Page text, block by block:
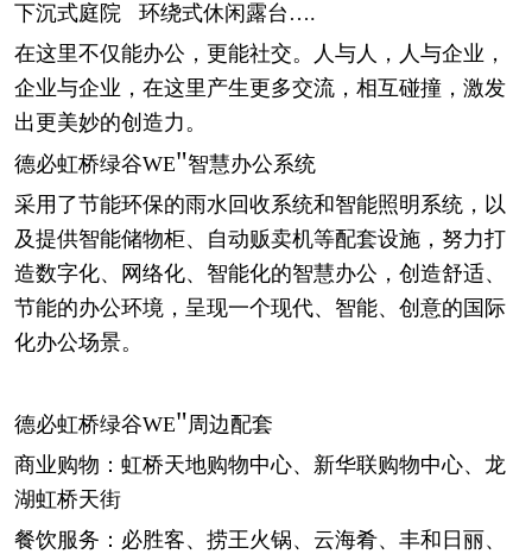
下沉式庭院环绕式休闲露台….
在这里不仅能办公，更能社交。人与人，人与企业，
企业与企业，在这里产生更多交流，相互碰撞，激发
出更美妙的创造力。
德必虹桥绿谷WE"智慧办公系统
采用了节能环保的雨水回收系统和智能照明系统，以
及提供智能储物柜、自动贩卖机等配套设施，努力打
造数字化、网络化、智能化的智慧办公，创造舒适、
节能的办公环境，呈现一个现代、智能、创意的国际
化办公场景。
德必虹桥绿谷WE"周边配套
商业购物：虹桥天地购物中心、新华联购物中心、龙
湖虹桥天街
餐饮服务：必胜客、捞王火锅、云海肴、丰和日丽、